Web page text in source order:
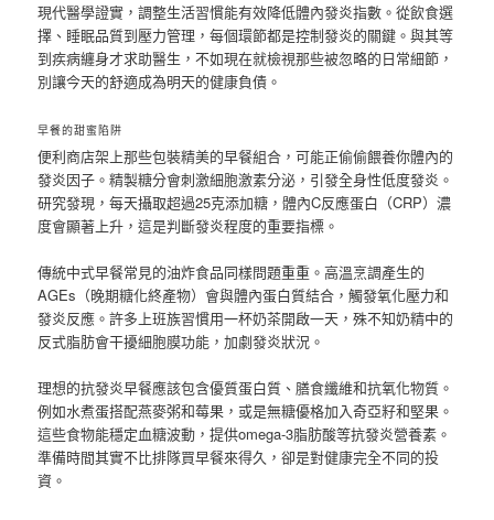
現代醫學證實，調整生活習慣能有效降低體內發炎指數。從飲食選
擇、睡眠品質到壓力管理，每個環節都是控制發炎的關鍵。與其等
到疾病纏身才求助醫生，不如現在就檢視那些被忽略的日常細節，
別讓今天的舒適成為明天的健康負債。
早餐的甜蜜陷阱
便利商店架上那些包裝精美的早餐組合，可能正偷偷餵養你體內的
發炎因子。精製糖分會刺激細胞激素分泌，引發全身性低度發炎。
研究發現，每天攝取超過25克添加糖，體內C反應蛋白（CRP）濃
度會顯著上升，這是判斷發炎程度的重要指標。
傳統中式早餐常見的油炸食品同樣問題重重。高溫烹調產生的
AGEs（晚期糖化終產物）會與體內蛋白質結合，觸發氧化壓力和
發炎反應。許多上班族習慣用一杯奶茶開啟一天，殊不知奶精中的
反式脂肪會干擾細胞膜功能，加劇發炎狀況。
理想的抗發炎早餐應該包含優質蛋白質、膳食纖維和抗氧化物質。
例如水煮蛋搭配燕麥粥和莓果，或是無糖優格加入奇亞籽和堅果。
這些食物能穩定血糖波動，提供omega-3脂肪酸等抗發炎營養素。
準備時間其實不比排隊買早餐來得久，卻是對健康完全不同的投
資。